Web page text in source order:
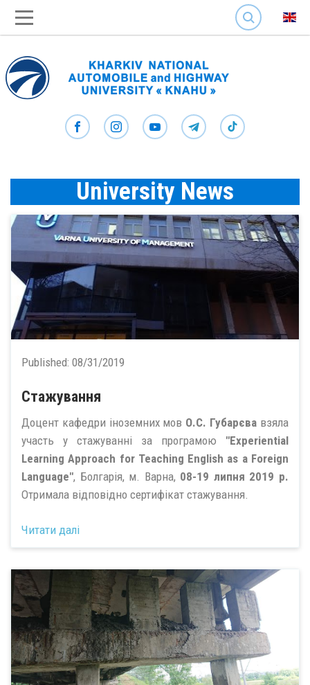
SEARCH
University News
Published: 08/31/2019
Стажування
Доцент кафедри іноземних мов О.С. Губарєва взяла
участь у стажуванні за програмою "Experiential
Learning Approach for Teaching English as a Foreign
Language", Болгарія, м. Варна, 08-19 липня 2019 р.
Отримала відповідно сертифікат стажування.
Читати далі